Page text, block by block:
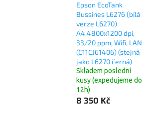
Epson EcoTank
Bussines L6276 (bílá
verze L6270)
A4,4800x1200 dpi,
33/20 ppm, Wifi, LAN
(C11CJ61406) (stejná
jako L6270 černá)
Skladem poslední
kusy (expedujeme do
12h)
8 350 Kč